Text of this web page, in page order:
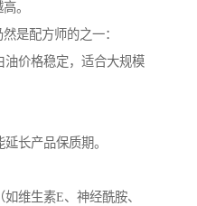
。
是配方师的之一：
油价格稳定，适合大规模
长产品保质期。
维生素E、神经酰胺、